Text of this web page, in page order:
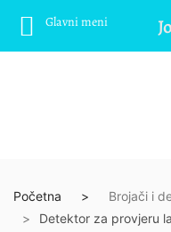
Početna
Brojači i
Detektor za provjeru
Glavni meni